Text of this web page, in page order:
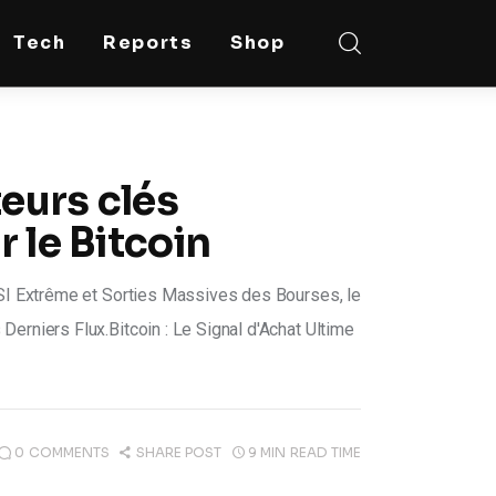
Tech Reports Shop
clés
le Bitcoin
Extrême et Sorties Massives des Bourses, le
Flux.Bitcoin : Le Signal d'Achat Ultime
0 COMMENTS SHARE POST 9 MIN READ TIME